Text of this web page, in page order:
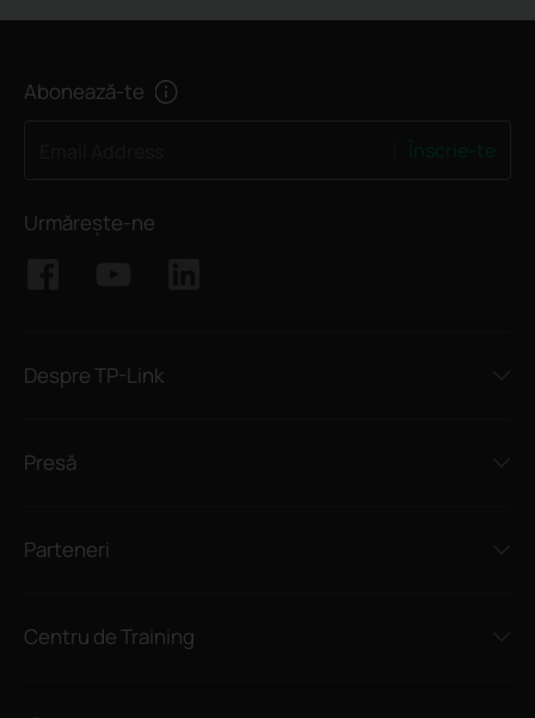
Abonează-te
Urmărește-ne
Despre TP-Link
Presă
Parteneri
Centru de Training